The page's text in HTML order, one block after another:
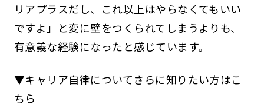
リアプラスだし、これ以上はやらなくてもいい
ですよ」と変に壁をつくられてしまうよりも、
有意義な経験になったと感じています。
▼キャリア自律についてさらに知りたい方はこ
ちら